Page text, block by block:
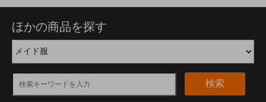
ほかの商品を探す
検索